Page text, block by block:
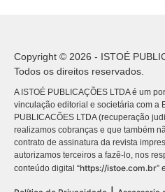
Copyright © 2026 - ISTOÉ
Todos os direitos reservados.
A ISTOÉ PUBLICAÇÕES LTDA é um
vinculação editorial e societária com a
PUBLICACÕES LTDA (recuperação
realizamos cobranças e que também
contrato de assinatura da revista
autorizamos terceiros a fazê-lo, nos
conteúdo digital “https://istoe.com.br”